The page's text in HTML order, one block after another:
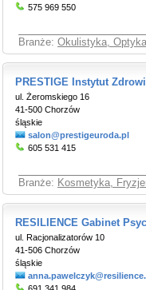
575 969 550
Branże: Okulistyka,
PRESTIGE Instytut
ul. Żeromskiego 16
41-500 Chorzów
śląskie
salon@prestigeuroda.pl
605 531 415
Branże: Kosmetyka,
RESILIENCE Gabinet
ul. Racjonalizatorów 10
41-506 Chorzów
śląskie